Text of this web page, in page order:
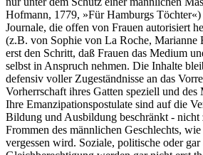
Hofmann, 1779, »Für Hamburgs
Journale, die offen von Frauen autorisiert
(z.B. von Sophie von La Roche, Marianne
erst den Schritt, daß Frauen das Medium
selbst in Anspruch nehmen. Die Inhalte
defensiv voller Zugeständnisse an das
Vorherrschaft ihres Gatten speziell und des
Ihre Emanzipationspostulate sind auf die
Bildung und Ausbildung beschränkt - nicht
Frommen des männlichen Geschlechts,
vergessen wird. Soziale, politische oder gar